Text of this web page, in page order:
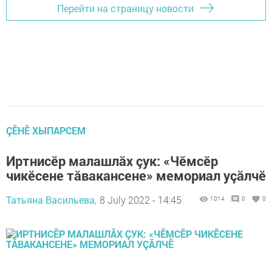
Перейти на страницу новости
ÇӖНӖ ХЫПАРСЕМ
Иртнисӗр малашлăх çук: «Чӗмсӗр
чикӗсене тăвакансене» мемориал уçăлчӗ
Татьяна Васильева, 8 July 2022 - 14:45 1014 0 0